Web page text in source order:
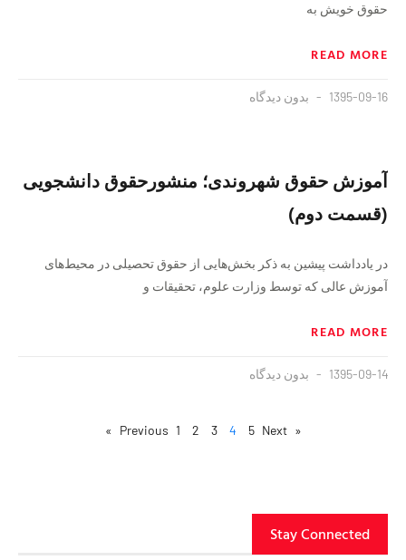
حقوق خویش به
READ MORE
1395-09-16 بدون دیدگاه
آموزش حقوق شهروندى؛ منشورحقوق دانشجویى
(قسمت دوم)
در يادداشت پيشين به ذكر بخش‌هايى از حقوق تحصيلى در محيط‌هاى
آموزش عالى كه توسط وزارت علوم، تحقيقات و
READ MORE
1395-09-14 بدون دیدگاه
« Previous
1 2 3 4 5 Next »
Stay Connected